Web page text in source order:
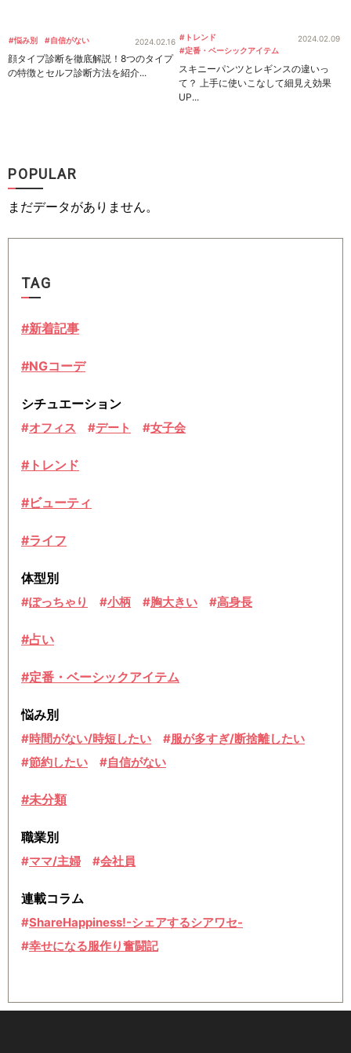
#悩み別 #自信がない 2024.02.16
顔タイプ診断を徹底解説！8つのタイプ
の特徴とセルフ診断方法を紹介...
#トレンド
#定番・ベーシックアイテム
2024.02.09
スキニーパンツとレギンスの違いっ
て？ 上手に使いこなして細見え効果
UP...
POPULAR
まだデータがありません。
TAG
#新着記事
#NGコーデ
シチュエーション
オフィス デート 女子会
#トレンド
#ビューティ
#ライフ
体型別
ぽっちゃり 小柄 胸大きい 高身長
#占い
#定番・ベーシックアイテム
悩み別
時間がない/時短したい
服が多すぎ/断捨離したい
節約したい
自信がない
#未分類
職業別
ママ/主婦 会社員
連載コラム
ShareHappiness!-シェアするシアワセ-
幸せになる服作り奮闘記